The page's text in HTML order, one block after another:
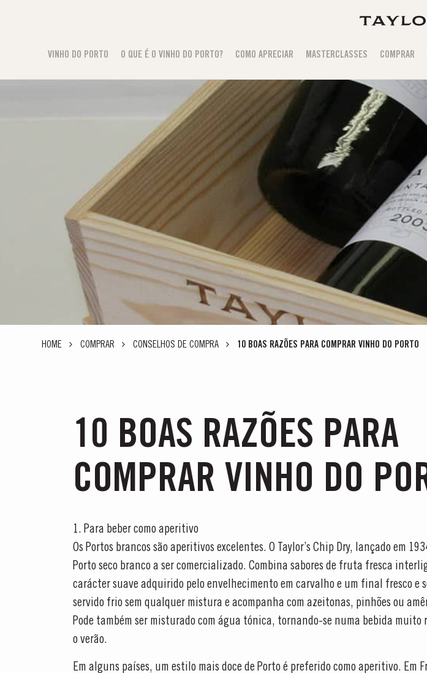
VINHO DO PORTO O QUE É O VINHO DO PORTO? COMO APRECIAR MASTERCLASSES COMPRAR
HOME COMPRAR CONSELHOS DE COMPRA 10 BOAS RAZÕES PARA COMPRAR VINHO DO PORTO
10 BOAS RAZÕES PARA
COMPRAR VINHO DO
1. Para beber como aperitivo
Os Portos brancos são aperitivos excelentes. O Taylor’s Chip Dry, lançado em
Porto seco branco a ser comercializado. Combina sabores de fruta fresca
carácter suave adquirido pelo envelhecimento em carvalho e um final fresco e
servido frio sem qualquer mistura e acompanha com azeitonas, pinhões ou
Pode também ser misturado com água tónica, tornando-se numa bebida muito
o verão.
Em alguns países, um estilo mais doce de Porto é preferido como aperitivo. Em